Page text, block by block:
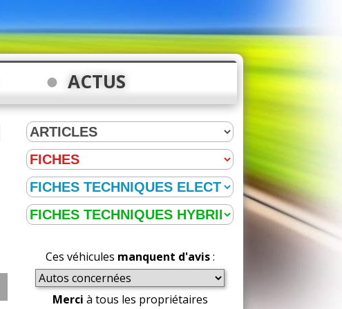
ACTUS
Ces véhicules manquent d'avis:
Merci à tous les propriétaires